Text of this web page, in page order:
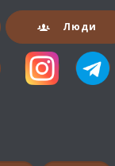
Люди